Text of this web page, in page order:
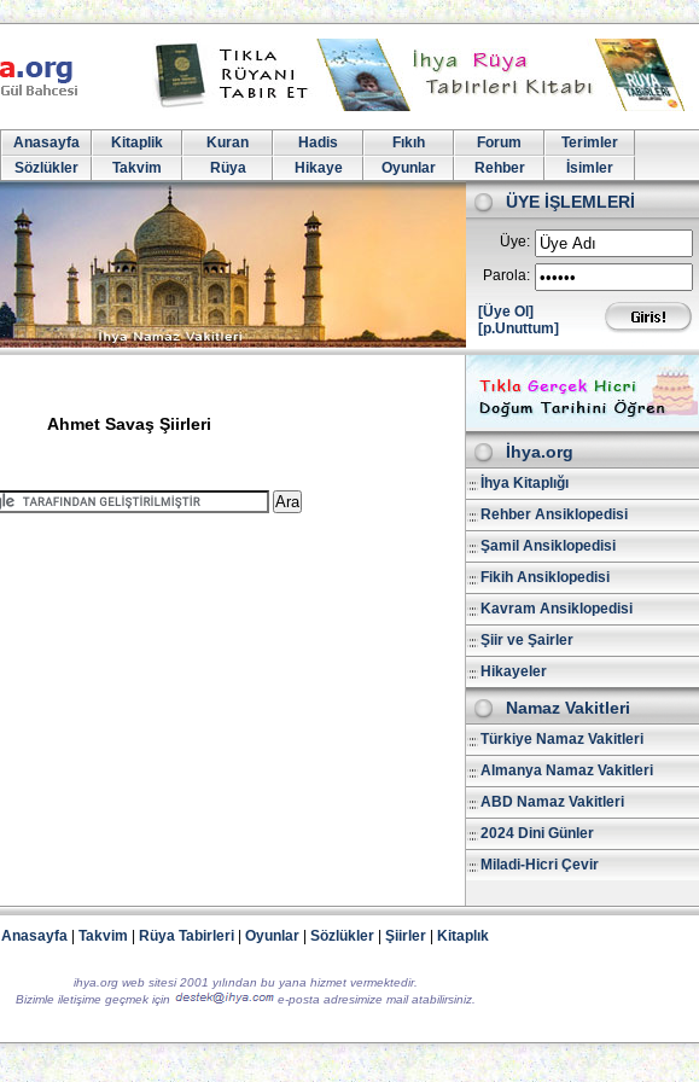
Anasayfa Kitaplik Kuran Hadis Fıkıh Forum
Terimler
Sözlükler
Takvim Rüya Hikaye Oyunlar Rehber İsimler
ÜYE İŞLEMLERİ
Üye:
Parola:
[Üye Ol]
[p.Unuttum]
Ahmet Savaş Şiirleri
İhya.org
İhya Kitaplığı
Rehber Ansiklopedisi
Şamil Ansiklopedisi
Fikih Ansiklopedisi
Kavram Ansiklopedisi
Şiir ve Şairler
Hikayeler
Namaz Vakitleri
Türkiye Namaz Vakitleri
Almanya Namaz Vakitleri
ABD Namaz Vakitleri
2024 Dini Günler
Miladi-Hicri Çevir
Anasayfa Takvim Rüya Tabirleri Oyunlar Sözlükler Şiirler Kitaplık
ihya.org web sitesi 2001 yılından bu yana hizmet vermektedir.
Bizimle iletişime geçmek için
e-posta adresimize mail atabilirsiniz.